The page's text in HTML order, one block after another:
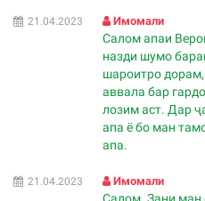
21.04.2023 Имомали
Салом апаи
назди шумо
шароитро
аввала бар
лозим аст. Дар
апа ё бо ман
апа.
21.04.2023 Имомали